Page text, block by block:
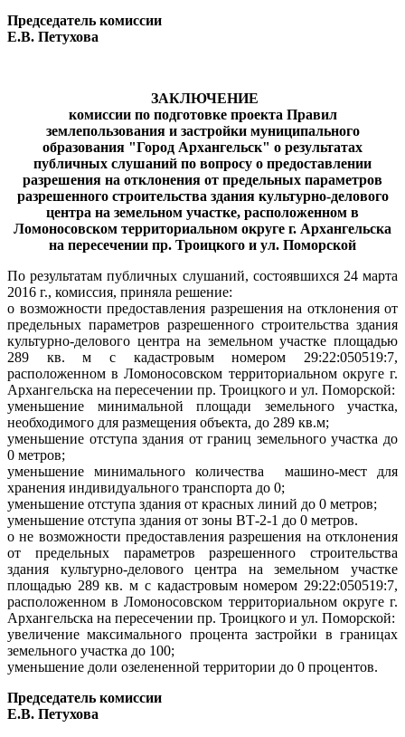
Председатель комиссии
Е.В. Петухова
ЗАКЛЮЧЕНИЕ
комиссии по подготовке проекта Правил
землепользования и застройки муниципального
образования "Город Архангельск" о результатах
публичных слушаний по вопросу о предоставлении
разрешения на отклонения от предельных параметров
разрешенного строительства здания культурно-делового
центра на земельном участке, расположенном в
Ломоносовском территориальном округе г. Архангельска
на пересечении пр. Троицкого и ул. Поморской
По результатам публичных слушаний, состоявшихся 24 марта
2016 г., комиссия, приняла решение:
о возможности предоставления разрешения на отклонения от
предельных параметров разрешенного строительства здания
культурно-делового центра на земельном участке площадью
289 кв. м с кадастровым номером 29:22:050519:7,
расположенном в Ломоносовском территориальном округе г.
Архангельска на пересечении пр. Троицкого и ул. Поморской:
уменьшение минимальной площади земельного участка,
необходимого для размещения объекта, до 289 кв.м;
уменьшение отступа здания от границ земельного участка до
0 метров;
уменьшение минимального количества
машино-мест для
хранения индивидуального транспорта до 0;
уменьшение отступа здания от красных линий до 0 метров;
уменьшение отступа здания от зоны ВТ-2-1 до 0 метров.
о не возможности предоставления разрешения на отклонения
от предельных параметров разрешенного строительства
здания культурно-делового центра на земельном участке
площадью 289 кв. м с кадастровым номером 29:22:050519:7,
расположенном в Ломоносовском территориальном округе г.
Архангельска на пересечении пр. Троицкого и ул. Поморской:
увеличение максимального процента застройки в границах
земельного участка до 100;
уменьшение доли озелененной территории до 0 процентов.
Председатель комиссии
Е.В. Петухова